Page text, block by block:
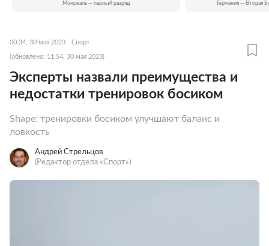
Монреаль — парный разряд Германия — Вторая
00:34, 30 мая 2023 Спорт
(обновлено: 11:54, 30 мая 2023)
Эксперты назвали преимущества и
недостатки тренировок босиком
Shape: тренировки босиком улучшают баланс и
ловкость
Андрей Стрельцов
(Редактор отдела «Спорт»)